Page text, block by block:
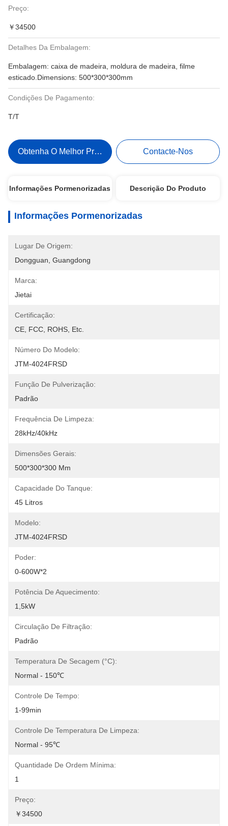
Preço:
￥34500
Detalhes Da Embalagem:
Embalagem: caixa de madeira, moldura de madeira, filme
esticado.Dimensions: 500*300*300mm
Condições De Pagamento:
T/T
Obtenha O Melhor Preço Contacte-Nos
Informações Pormenorizadas Descrição Do Produto
Informações Pormenorizadas
Lugar De Origem:
Dongguan, Guangdong
Marca:
Jietai
Certificação:
CE, FCC, ROHS, Etc.
Número Do Modelo:
JTM-4024FRSD
Função De Pulverização:
Padrão
Frequência De Limpeza:
28kHz/40kHz
Dimensões Gerais:
500*300*300 Mm
Capacidade Do Tanque:
45 Litros
Modelo:
JTM-4024FRSD
Poder:
0-600W*2
Potência De Aquecimento:
1,5kW
Circulação De Filtração:
Padrão
Temperatura De Secagem (°C):
Normal - 150℃
Controle De Tempo:
1-99min
Controle De Temperatura De Limpeza:
Normal - 95℃
Quantidade De Ordem Mínima:
1
Preço:
￥34500